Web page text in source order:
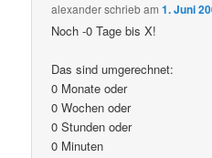
alexanderschriebam1. Juni
Noch -0 Tage bis X!
Das sind umgerechnet:
0 Monate oder
0 Wochen oder
0 Stunden oder
0 Minuten